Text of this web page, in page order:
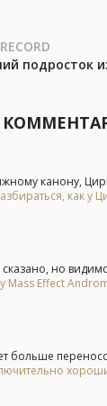
подросток
канону,
как у
но
Mass Effect
больше